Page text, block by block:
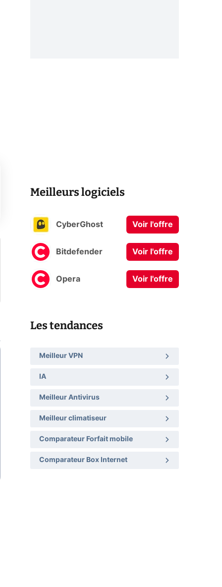
Meilleurs logiciels
CyberGhost Voir l'offre
Bitdefender Voir l'offre
Opera Voir l'offre
Les tendances
Meilleur VPN
IA
Meilleur Antivirus
Meilleur climatiseur
Comparateur Forfait mobile
Comparateur Box Internet